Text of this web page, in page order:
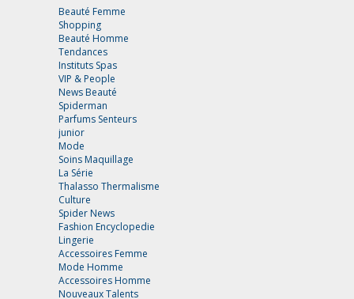
Beauté Femme
Shopping
Beauté Homme
Tendances
Instituts Spas
VIP & People
News Beauté
Spiderman
Parfums Senteurs
junior
Mode
Soins Maquillage
La Série
Thalasso Thermalisme
Culture
Spider News
Fashion Encyclopedie
Lingerie
Accessoires Femme
Mode Homme
Accessoires Homme
Nouveaux Talents